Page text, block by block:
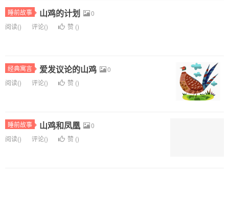
睡前故事 山鸡的计划
0
阅读() 评论() 赞 ()
经典寓言 爱发议论的山鸡
0
阅读() 评论() 赞 ()
睡前故事 山鸡和凤凰
0
阅读() 评论() 赞 ()